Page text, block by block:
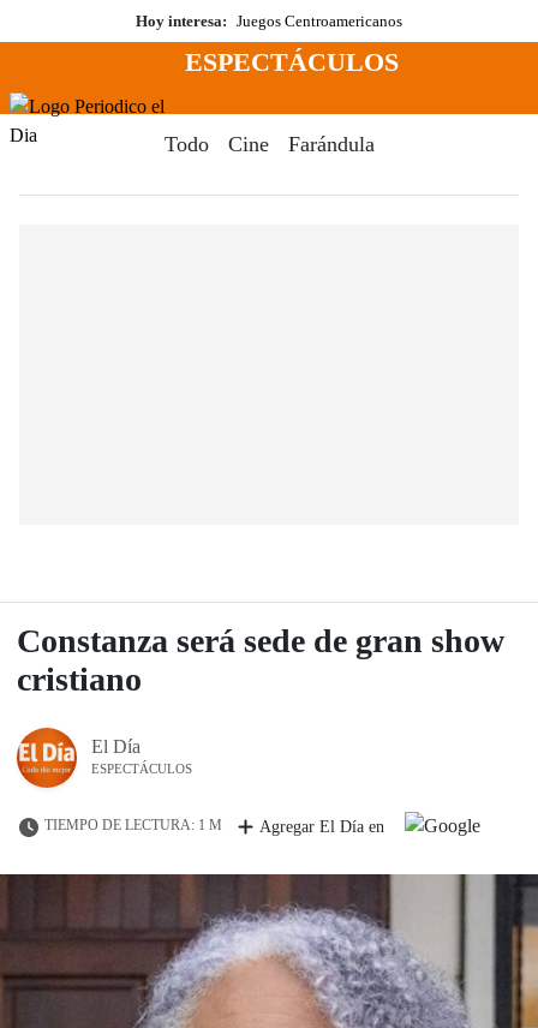
al
Hoy interesa: Juegos Centroamericanos
Menú
ESPECTÁCULOS
Todo Cine Farándula
Constanza será sede de gran show
cristiano
El Día
ESPECTÁCULOS
TIEMPO DE LECTURA: 1 M Agregar El Día en